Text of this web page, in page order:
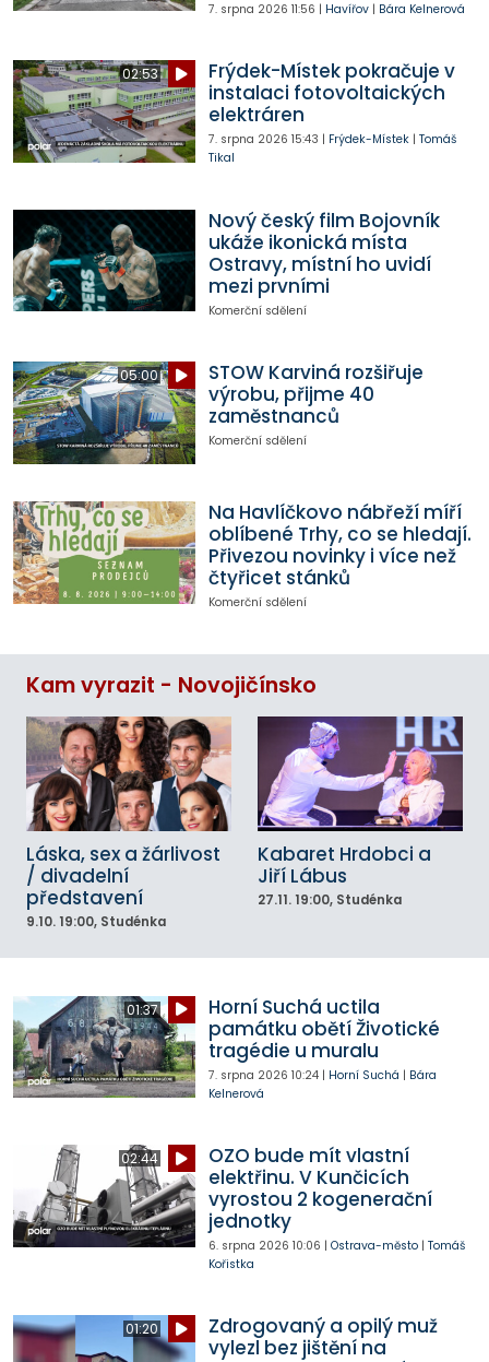
7. srpna 2026 11:56 | Havířov| Bára Kelnerová
02:53
Frýdek-Místek pokračuje v
instalaci fotovoltaických
elektráren
7. srpna 2026 15:43 | Frýdek-Místek| Tomáš
Tikal
Nový český film Bojovník
ukáže ikonická místa
Ostravy, místní ho uvidí
mezi prvními
Komerční sdělení
05:00
STOW Karviná rozšiřuje
výrobu, přijme 40
zaměstnanců
Komerční sdělení
Na Havlíčkovo nábřeží míří
oblíbené Trhy, co se hledají.
Přivezou novinky i více než
čtyřicet stánků
Komerční sdělení
Kam vyrazit - Novojičínsko
Láska, sex a žárlivost
/ divadelní
představení
9.10. 19:00, Studénka
Kabaret Hrdobci a
Jiří Lábus
27.11. 19:00, Studénka
01:37
Horní Suchá uctila
památku obětí Životické
tragédie u muralu
7. srpna 2026 10:24| Horní Suchá | Bára
Kelnerová
02:44
OZO bude mít vlastní
elektřinu. V Kunčicích
vyrostou 2 kogenerační
jednotky
6. srpna 2026 10:06 | Ostrava-město| Tomáš
Kořistka
01:20
Zdrogovaný a opilý muž
vylezl bez jištění na